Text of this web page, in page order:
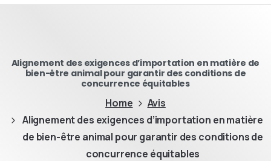
Alignement des exigences d’importation en matière de
bien-être animal pour garantir des conditions de
concurrence équitables
Home
Avis
Alignement des exigences d’importation en matière
de bien-être animal pour garantir des conditions de
concurrence équitables